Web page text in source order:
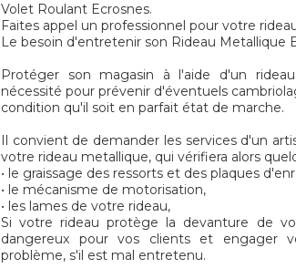
Volet Roulant Ecrosnes.
Faites appel un professionnel pour votre
Le besoin d'entretenir son Rideau Metallique
Protéger son magasin à l'aide d'un
nécessité pour prévenir d'éventuels
condition qu'il soit en parfait état de marche.
Il convient de demander les services d'un
votre rideau metallique, qui vérifiera alors
• le graissage des ressorts et des plaques
• le mécanisme de motorisation,
• les lames de votre rideau,
Si votre rideau protège la devanture de
dangereux pour vos clients et engager
problème, s'il est mal entretenu.